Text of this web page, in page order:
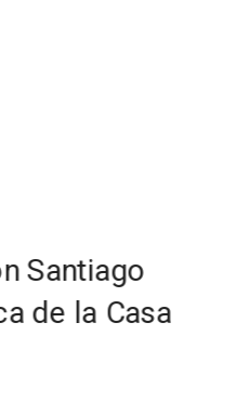
Santiago
de la Casa